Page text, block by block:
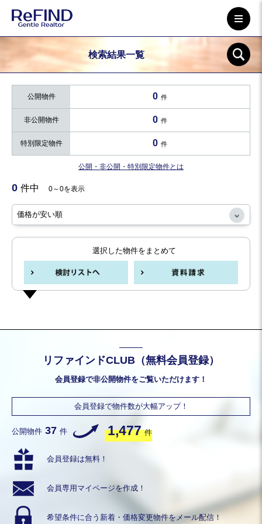
検索結果一覧
公開物件 0 件
非公開物件 0 件
特別限定物件 0 件
公開・非公開・特別限定物件とは
0 件中 0～0を表示
選択した物件をまとめて
リファインドCLUB（無料会員登録）
会員登録で非公開物件をご覧いただけます！
会員登録で物件数が大幅アップ！
公開物件 37 件 1,477 件
会員登録は無料！
会員専用 マイページを作成！
希望条件に合う 新着・価格変更物件をメール配信！